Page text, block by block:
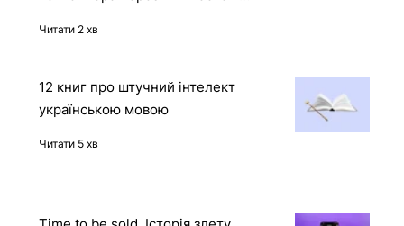
Читати 2 хв
12 книг про штучний інтелект
українською мовою
Читати 5 хв